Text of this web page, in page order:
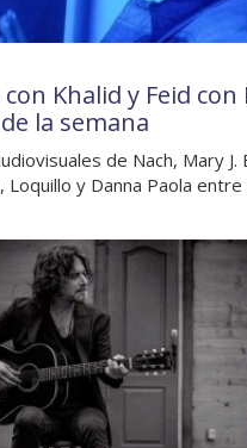
con Khalid y Feid con
la semana
de Nach, Mary J.
Loquillo y Danna Paola